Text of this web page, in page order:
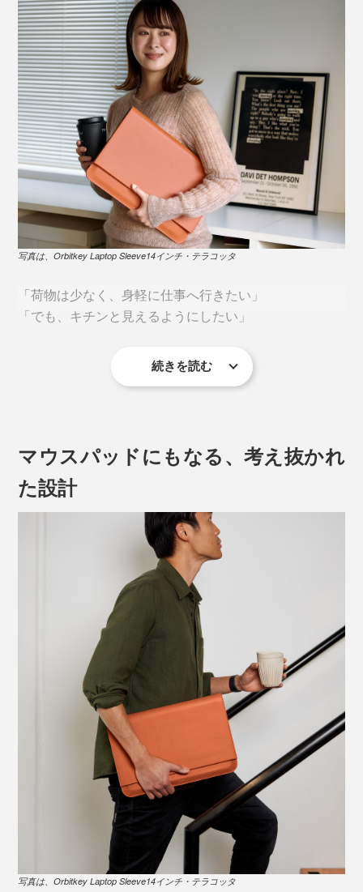
写真は、Orbitkey Laptop Sleeve14インチ・テラコッタ
「荷物は少なく、身軽に仕事へ行きたい」
「でも、キチンと見えるようにしたい」
というノートパソコン派のあなたへ。
音が出ます
『Orbitkey Laptop Sleeve』は、これまでになかった、
MacBook・ノートパソコン用のスリーブケース。
続きを読む
マウスパッドにもなる、考え抜かれ
た設計
写真は、Orbitkey Laptop Sleeve14インチ・テラコッタ